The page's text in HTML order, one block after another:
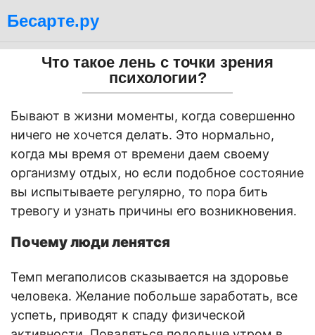
Бесарте.ру
Что такое лень с точки зрения
психологии?
Бывают в жизни моменты, когда совершенно
ничего не хочется делать. Это нормально,
когда мы время от времени даем своему
организму отдых, но если подобное состояние
вы испытываете регулярно, то пора бить
тревогу и узнать причины его возникновения.
Почему люди ленятся
Темп мегаполисов сказывается на здоровье
человека. Желание побольше заработать, все
успеть, приводят к спаду физической